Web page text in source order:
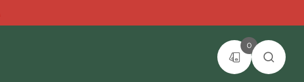
0